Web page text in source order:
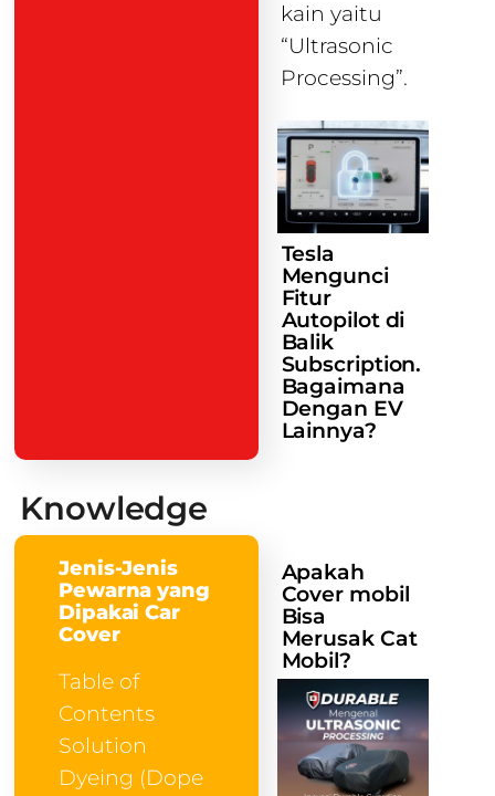
kain yaitu
“Ultrasonic
Processing”.
Tesla
Mengunci
Fitur
Autopilot di
Balik
Subscription.
Bagaimana
Dengan EV
Lainnya?
Knowledge
Jenis-Jenis
Pewarna yang
Dipakai Car
Cover
Table of
Contents
Solution
Dyeing (Dope
Apakah
Cover mobil
Bisa
Merusak Cat
Mobil?